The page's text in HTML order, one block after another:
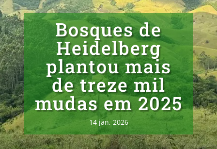
Bosques de
Heidelberg
plantou mais
de treze mil
mudas em 2025
14 jan, 2026